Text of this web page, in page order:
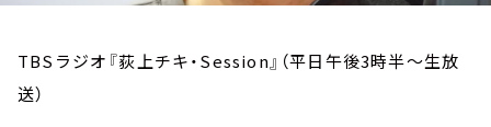
TBSラジオ『荻上チキ・Session』（平日午後3時半～生放
送）